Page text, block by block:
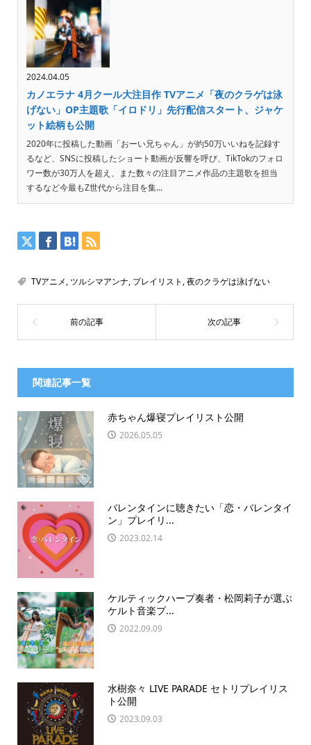
2024.04.05
カノエラナ 4月クール大注目作 TVアニメ「夜のクラゲは泳
げない」OP主題歌「イロドリ」先行配信スタート、ジャケ
ット絵柄も公開
2020年に投稿した動画「おーい兄ちゃん」が約50万いいねを記録す
るなど、SNSに投稿したショート動画が反響を呼び、TikTokのフォロ
ワー数が30万人を超え、また数々の注目アニメ作品の主題歌を担当
するなど今最もZ世代から注目を集...
TVアニメ, ツルシマアンナ, プレイリスト ,夜のクラゲは泳げない
関連記事一覧
赤ちゃん爆寝プレイリスト公開
2026.05.05
バレンタインに聴きたい「恋・バレンタイ
ン」プレイリ...
2023.02.14
ケルティックハープ奏者・松岡莉子が選ぶ
ケルト音楽プ...
2022.09.09
水樹奈々 LIVE PARADE セトリプレイリス
ト公開
2023.09.03